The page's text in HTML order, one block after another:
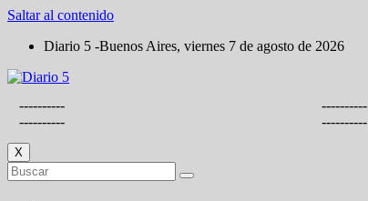
Saltar al contenido
Diario 5 -Buenos Aires, viernes 7 de agosto de 2026
----------
----------
----------
----------
X